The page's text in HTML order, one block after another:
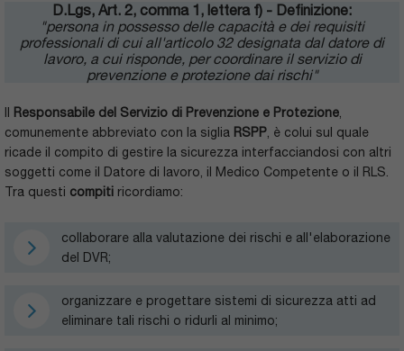
D.Lgs, Art. 2, comma 1, lettera f) - Definizione:
"persona in possesso delle capacità e dei requisiti
professionali di cui all'articolo 32 designata dal datore di
lavoro, a cui risponde, per coordinare il servizio di
prevenzione e protezione dai rischi"
Responsabile del Servizio di Prevenzione e Protezione
comunemente abbreviato con la siglia RSPP , è colui sul quale
ricade il compito di gestire la sicurezza interfacciandosi con altri
soggetti come il Datore di lavoro, il Medico Competente o il RLS.
Tra questi compiti ricordiamo:
collaborare alla valutazione dei rischi e all'elaborazione
del DVR;
organizzare e progettare sistemi di sicurezza atti ad
eliminare tali rischi o ridurli al minimo;